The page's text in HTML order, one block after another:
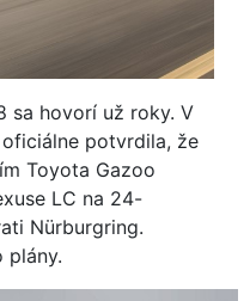
sa hovorí už roky. V
potvrdila, že
Toyota Gazoo
LC na 24-
Nürburgring.
plány.